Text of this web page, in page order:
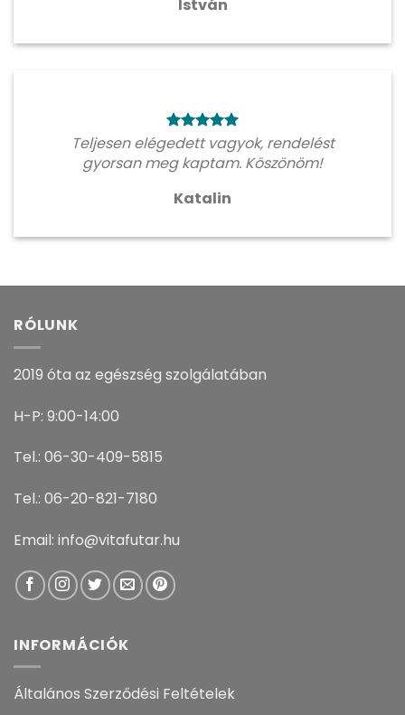
István
Teljesen elégedett vagyok, rendelést
gyorsan meg kaptam. Köszönöm!
Katalin
RÓLUNK
2019 óta az egészség szolgálatában
H-P: 9:00-14:00
Tel.: 06-30-409-5815
Tel.: 06-20-821-7180
Email: info@vitafutar.hu
INFORMÁCIÓK
Általános Szerződési Feltételek